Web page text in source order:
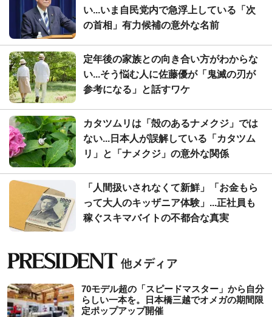
い...いま自民党内で急浮上している「次
の首相」有力候補の意外な名前
定年後の家族との向き合い方がわからな
い...そう悩む人に佐藤優が「鬼滅の刃が
参考になる」と話すワケ
カタツムリは「殻のあるナメクジ」では
ない...日本人が誤解している「カタツム
リ」と「ナメクジ」の意外な関係
「人間扱いされなくて新鮮」「お金もら
って大人のキッザニア体験」...正社員も
稼ぐスキマバイトの不都合な真実
70モデル超の「スピードマスター」から自分
らしい一本を。日本橋三越でオメガの期間限
定ポップアップ開催